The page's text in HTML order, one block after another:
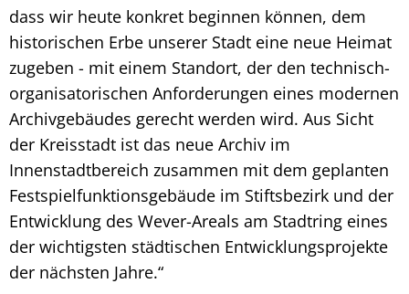
dass wir heute konkret beginnen können, dem
historischen Erbe unserer Stadt eine neue Heimat
zugeben - mit einem Standort, der den technisch-
organisatorischen Anforderungen eines modernen
Archivgebäudes gerecht werden wird. Aus Sicht
der Kreisstadt ist das neue Archiv im
Innenstadtbereich zusammen mit dem geplanten
Festspielfunktionsgebäude im Stiftsbezirk und der
Entwicklung des Wever-Areals am Stadtring eines
der wichtigsten städtischen Entwicklungsprojekte
der nächsten Jahre.“